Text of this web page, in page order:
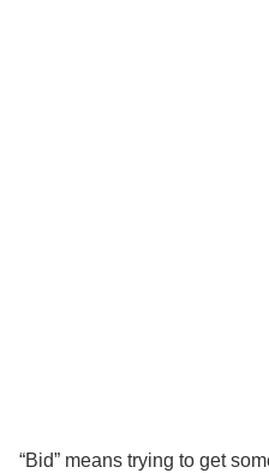
“Bid” means trying to get